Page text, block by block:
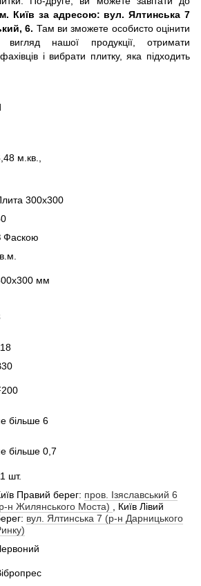
Київ за адресою: вул. Ялтинська 7
6. Там ви зможете особисто оцінити
вигляд нашої продукції, отримати
і вибрати плитку, яка підходить
м.кв.,
300х300
Фаскою
мм
більше 6
більше 0,7
шт.
Правий берег: пров. Ізяславський 6
н Жилянського Моста)
, Київ Лівий
вул. Ялтинська 7 (р-н Дарницького